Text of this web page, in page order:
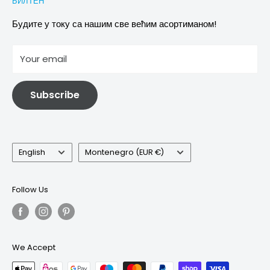
Images & references
Политика отказивања
Услови
Информације о електричној и електронској опреми
Будите у току са нашим све већим асортиманом!
Your email
Subscribe
Language
English Country/region
Montenegro (EUR €)
Follow Us
We Accept